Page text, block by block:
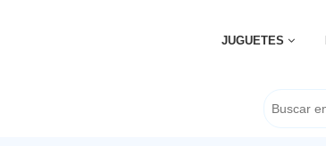
JUGUETES